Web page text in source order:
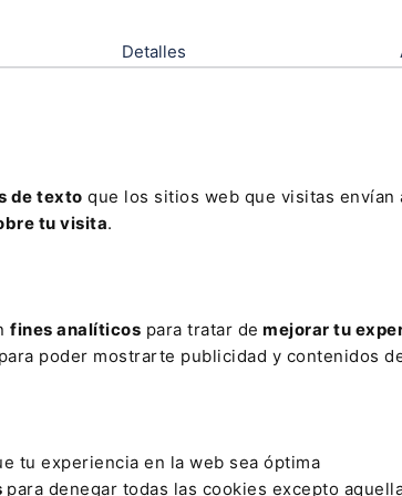
Detalles
de texto que los sitios web que visitas envían
tu visita.
fines analíticos para tratar de mejorar tu
poder mostrarte publicidad y contenidos
tu experiencia en la web sea óptima
para denegar todas las cookies excepto
de suministro sostenible
de suministro sostenibles se han